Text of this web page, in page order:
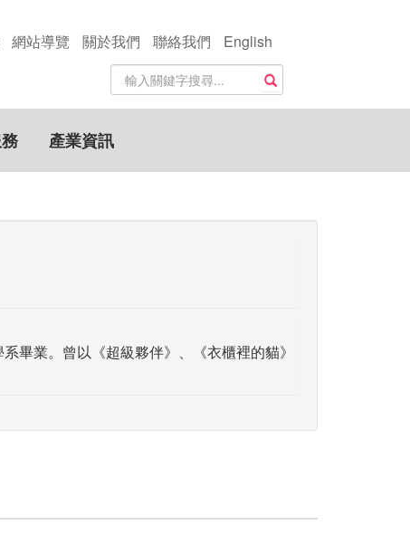
網站導覽 關於我們 聯絡我們
English
站
內
搜
尋
關
鍵
搜尋
產業資訊
畢業。曾以《超級夥伴》、《衣櫃裡的貓》